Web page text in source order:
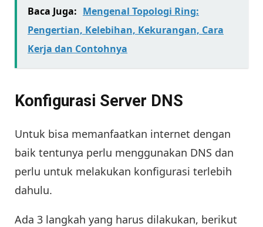
Baca Juga: Mengenal Topologi Ring:
Pengertian, Kelebihan, Kekurangan, Cara
Kerja dan Contohnya
Konfigurasi Server DNS
Untuk bisa memanfaatkan internet dengan
baik tentunya perlu menggunakan DNS dan
perlu untuk melakukan konfigurasi terlebih
dahulu.
Ada 3 langkah yang harus dilakukan, berikut